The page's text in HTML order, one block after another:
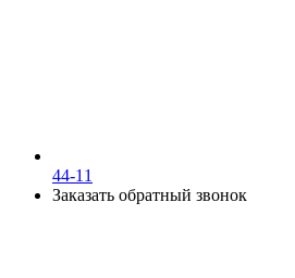
44-11
Заказать обратный звонок